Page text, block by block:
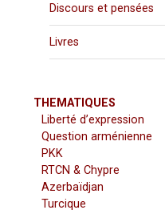
Discours et pensées
Livres
THEMATIQUES
Liberté d’expression
Question arménienne
PKK
RTCN & Chypre
Azerbaïdjan
Turcique